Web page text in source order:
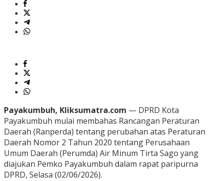
Payakumbuh, Kliksumatra.com — DPRD Kota
Payakumbuh mulai membahas Rancangan Peraturan
Daerah (Ranperda) tentang perubahan atas Peraturan
Daerah Nomor 2 Tahun 2020 tentang Perusahaan
Umum Daerah (Perumda) Air Minum Tirta Sago yang
diajukan Pemko Payakumbuh dalam rapat paripurna
DPRD, Selasa (02/06/2026).